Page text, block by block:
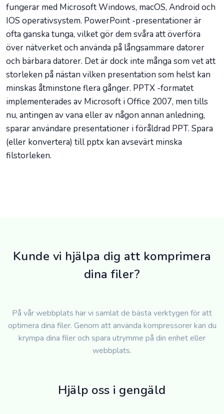
fungerar med Microsoft Windows, macOS, Android och
IOS operativsystem. PowerPoint -presentationer är
ofta ganska tunga, vilket gör dem svåra att överföra
över nätverket och använda på långsammare datorer
och bärbara datorer. Det är dock inte många som vet att
storleken på nästan vilken presentation som helst kan
minskas åtminstone flera gånger. PPTX -formatet
implementerades av Microsoft i Office 2007, men tills
nu, antingen av vana eller av någon annan anledning,
sparar användare presentationer i föråldrad PPT. Spara
(eller konvertera) till pptx kan avsevärt minska
filstorleken.
Kunde vi hjälpa dig att komprimera
dina filer?
På vår webbplats har vi samlat de bästa verktygen för att
optimera dina filer. Genom att använda kompressorer kan du
krympa dina filer och spara utrymme på din enhet eller
webbplats.
Hjälp oss i gengäld